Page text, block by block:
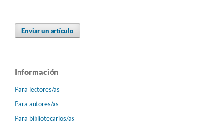
Enviar un artículo
Información
Para lectores/as
Para autores/as
Para bibliotecarios/as